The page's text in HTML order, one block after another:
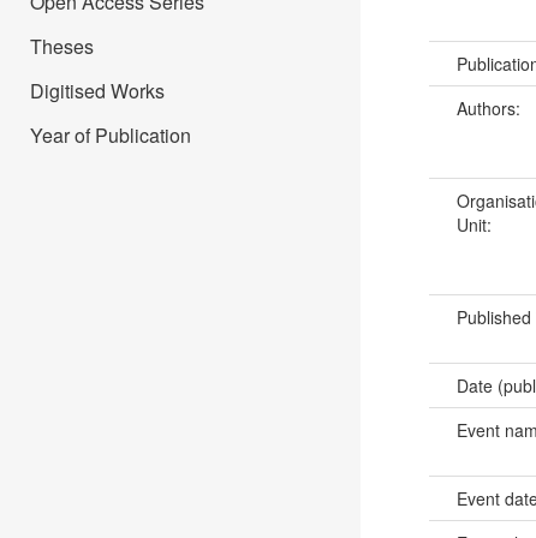
Theses
Digitised Works
Year of Publication
Authors:
Unit:
Published
Date
Event
Event